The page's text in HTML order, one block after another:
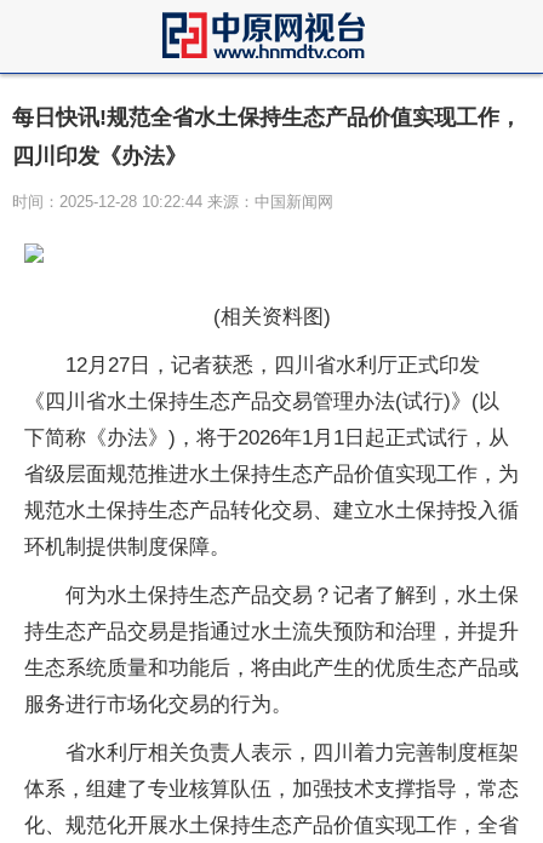
每日快讯!规范全省水土保持生态产品价值实现工作，
四川印发《办法》
时间：2025-12-28 10:22:44 来源：中国新闻网
(相关资料图)
12月27日，记者获悉，四川省水利厅正式印发
《四川省水土保持生态产品交易管理办法(试行)》(以
下简称《办法》)，将于2026年1月1日起正式试行，从
省级层面规范推进水土保持生态产品价值实现工作，为
规范水土保持生态产品转化交易、建立水土保持投入循
环机制提供制度保障。
何为水土保持生态产品交易？记者了解到，水土保
持生态产品交易是指通过水土流失预防和治理，并提升
生态系统质量和功能后，将由此产生的优质生态产品或
服务进行市场化交易的行为。
省水利厅相关负责人表示，四川着力完善制度框架
体系，组建了专业核算队伍，加强技术支撑指导，常态
化、规范化开展水土保持生态产品价值实现工作，全省